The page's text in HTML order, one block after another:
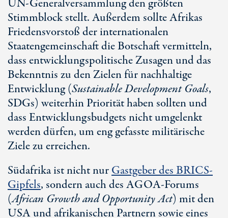
UN-Generalversammlungden größten
Stimmblock stellt. Außerdem sollte Afrikas
Friedensvorstoß der internationalen
Staatengemeinschaft die Botschaft vermitteln,
dass entwicklungspolitische Zusagen und das
Bekenntnis zu den Zielen für nachhaltige
Entwicklung (Sustainable Development Goals,
SDGs) weiterhin Priorität haben sollten und
dass Entwicklungsbudgets nicht umgelenkt
werden dürfen, um eng gefasste militärische
Ziele zu erreichen.
Südafrika ist nicht nurGastgeber des BRICS-
Gipfels, sondern auch des AGOA-Forums
(African Growth and Opportunity Act) mit den
USA und afrikanischen Partnern sowie eines